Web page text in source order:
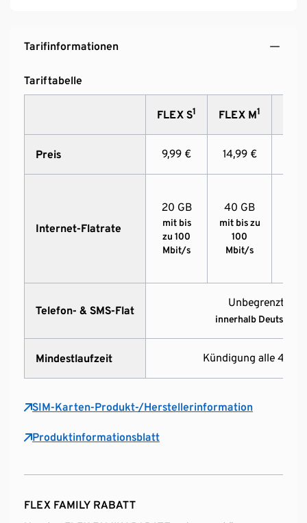
Tarifinformationen
Tariftabelle
FLEX S1 FLEX M1
Preis 9,99 € 14,99 €
Internet-Flatrate
20 GB
mit bis
zu 100
Mbit/s
40 GB
mit bis zu
100
Mbit/s
Telefon- & SMS-Flat
Unbegrenzt
innerhalb
Mindestlaufzeit Kündigung alle 4
SIM-Karten-Produkt-/Herstellerinformation
Produktinformationsblatt
FLEX FAMILY RABATT